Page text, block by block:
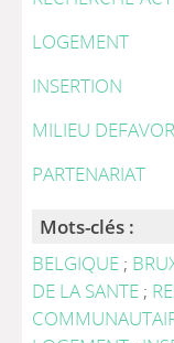
LOGEMENT
INSERTION
MILIEU
PARTENARIAT
Mots-clés :
BELGIQUE ;
DE LA SANTE ;